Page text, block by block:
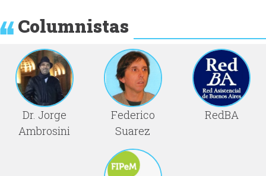
Columnistas
Dr. Jorge
Ambrosini
Federico
Suarez
RedBA